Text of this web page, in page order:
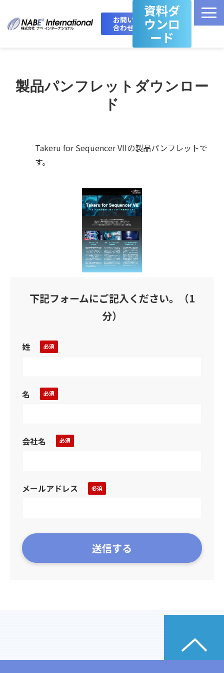
お問い
合わせ
資料ダ
ウンロ
ード
製品・サービス一覧
製品パンフレットダウンロー
ド
Takeru for Sequencer VIIの製品パンフレットで
す。
下記フォームにご記入ください。（1
分）
姓
名
会社名
メールアドレス